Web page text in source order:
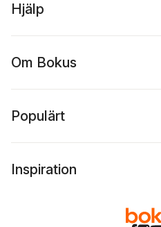
Hjälp
Om Bokus
Populärt
Inspiration